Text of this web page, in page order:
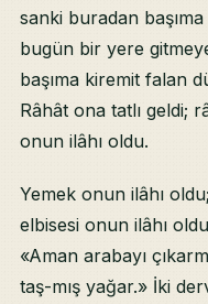
sanki buradan
bugün bir yere
başıma kiremit falan
Râhât ona tatlı geldi;
onun ilâhı oldu.
Yemek onun ilâhı
elbisesi onun ilâhı
«Aman arabayı
taş-mış yağar.» İki